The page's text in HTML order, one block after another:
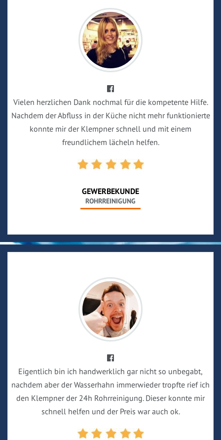
Vielen herzlichen Dank nochmal für die kompetente Hilfe.
Nachdem der Abfluss in der Küche nicht mehr funktionierte
konnte mir der Klempner schnell und mit einem
freundlichem lächeln helfen.
GEWERBEKUNDE
ROHRREINIGUNG
Eigentlich bin ich handwerklich gar nicht so unbegabt,
nachdem aber der Wasserhahn immerwieder tropfte rief ich
den Klempner der 24h Rohrreinigung. Dieser konnte mir
schnell helfen und der Preis war auch ok.